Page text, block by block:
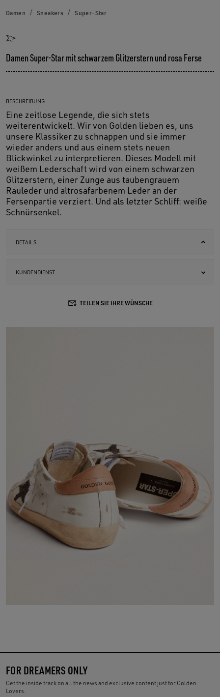
Damen Sneakers Super-Star
Damen Super-Star mit schwarzem Glitzerstern und rosa Ferse
BESCHREIBUNG
Eine zeitlose Legende, die sich stets
weiterentwickelt. Wir von Golden lieben es, uns
unsere Klassiker zu schnappen und sie immer
wieder anders und aus einem stets neuen
Blickwinkel zu interpretieren. Dieses Modell mit
weißem Lederschaft wird von einem schwarzen
Glitzerstern, einer Zunge aus taubengrauem
Rauleder und altrosafarbenem Leder an der
Fersenpartie verziert. Und als letzter Schliff: weiße
Schnürsenkel.
DETAILS
KUNDENDIENST
TEILEN SIE IHRE WÜNSCHE
FOR DREAMERS ONLY
Get the inside track on all the news and exclusive content just for Golden
Lovers.